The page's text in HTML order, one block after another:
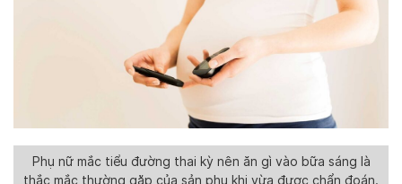
Phụ nữ mắc tiểu đường thai kỳ nên ăn gì vào bữa sáng là
thắc mắc thường gặp của sản phụ khi vừa được chẩn đoán.